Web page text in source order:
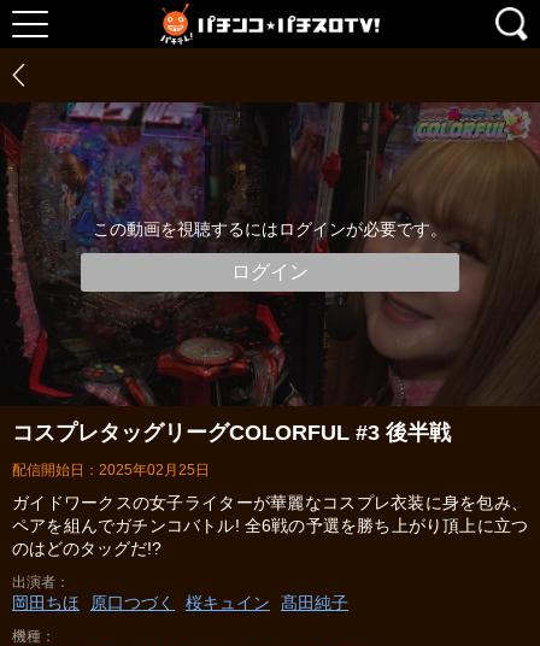
この動画を視聴するにはログインが必要です。
ログイン
コスプレタッグリーグCOLORFUL #3 後半戦
配信開始日：2025年02月25日
ガイドワークスの女子ライターが華麗なコスプレ衣装に身を包み、
ペアを組んでガチンコバトル! 全6戦の予選を勝ち上がり頂上に立つ
のはどのタッグだ!?
出演者
岡田ちほ 原口つづく 桜キュイン 髙田純子
機種